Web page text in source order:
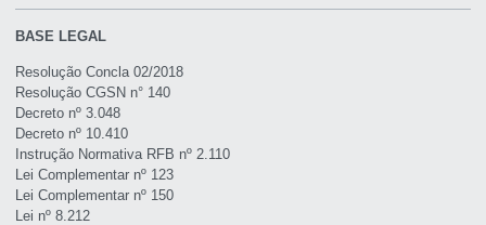
BASE LEGAL
Resolução Concla 02/2018
Resolução CGSN n° 140
Decreto nº 3.048
Decreto nº 10.410
Instrução Normativa RFB nº 2.110
Lei Complementar nº 123
Lei Complementar nº 150
Lei nº 8.212